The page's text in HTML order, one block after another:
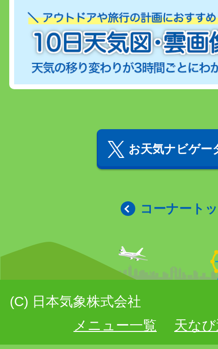
お天気ナビゲー
コーナート
(C) 日本気象株式会社
メニュー一覧
天な